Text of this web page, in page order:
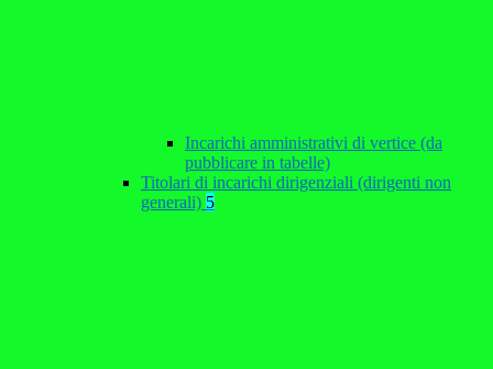
Incarichi amministrativi di vertice (da
pubblicare in tabelle)
Titolari di incarichi dirigenziali (dirigenti non
generali) 5